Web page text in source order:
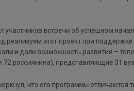
встречи об успешном
реализуем этот проект при
и дали возможность развития –
россиянина), представляющие 31
что его программы отличаются